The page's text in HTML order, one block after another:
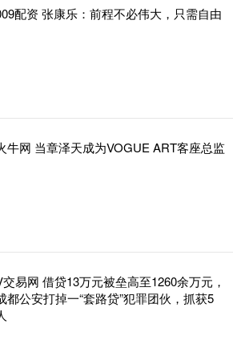
配资 张康乐：前程不必伟大，只需自由
牛网 当章泽天成为VOGUE ART客座总监
交易网 借贷13万元被垒高至1260余万元，
都公安打掉一“套路贷”犯罪团伙，抓获5